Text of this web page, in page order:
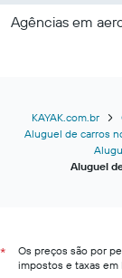
Agências em
KAYAK.com.br
Aluguel de carros
Aluguel
*
Os preços são por
impostos e taxas em